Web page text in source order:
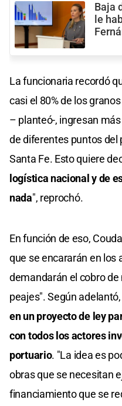
Baja
le
La funcionaria recordó
casi el 80% de los
– planteó-, ingresan
de diferentes puntos del
Santa Fe. Esto quiere
logística nacional y de
nada", reprochó.
En función de eso,
que se encararán en los
demandarán el cobro
peajes". Según adelantó,
en un proyecto de ley
con todos los actores
portuario. "La idea es
obras que se necesitan
financiamiento que se